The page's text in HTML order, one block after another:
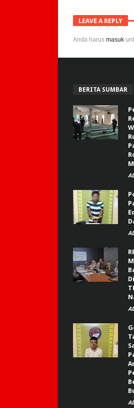
LEAVE A REPLY
Anda harus masuk
BERITA SUMBAR